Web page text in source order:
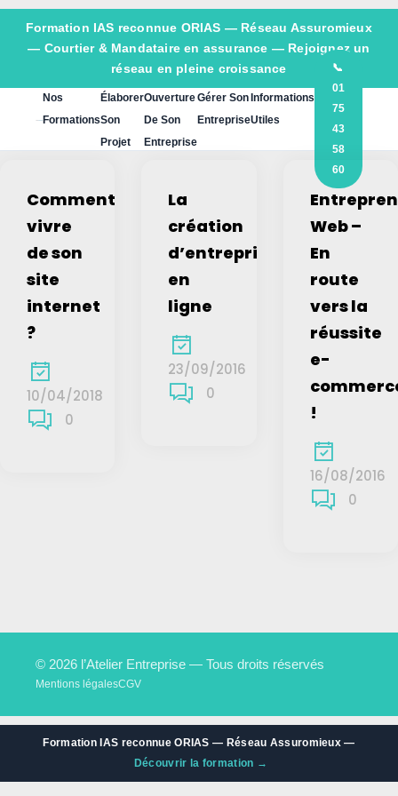
Formation IAS reconnue ORIAS — Réseau Assuromieux
— Courtier & Mandataire en assurance — Rejoignez un
réseau en pleine croissance
Nos
Formations
Élaborer
Son
Projet
Ouverture
De Son
Entreprise
Gérer Son
Entreprise
Informations
Utiles
📞
01
75
43
58
60
Comment
vivre
de son
site
internet
?
10/04/2018
0
La
création
d’entreprise
en
ligne
23/09/2016
0
Web –
En
route
vers la
réussite
e-
!
16/08/2016
0
© 2026 l’Atelier Entreprise — Tous droits réservés
Mentions légalesCGV
Formation IAS reconnue ORIAS — Réseau Assuromieux —
Découvrir la formation →